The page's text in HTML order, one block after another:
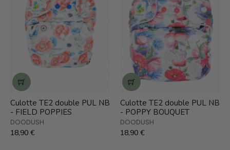
Culotte TE2 double PUL NB
- FIELD POPPIES
DOODUSH
18,90 €
Culotte TE2 double PUL NB
- POPPY BOUQUET
DOODUSH
18,90 €